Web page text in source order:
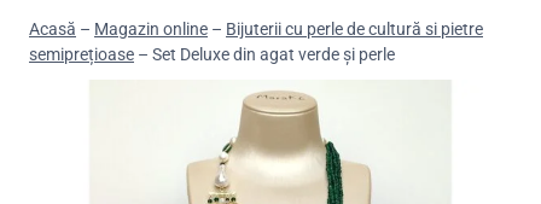
Acasă – Magazin online – Bijuterii cu perle de cultură si pietre
semiprețioase – Set Deluxe din agat verde și perle